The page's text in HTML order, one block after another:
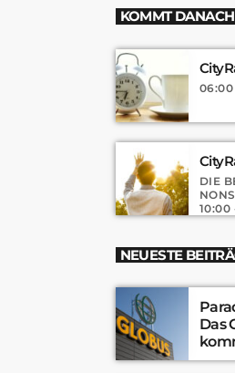
KOMMT DANACH
06:00
DIE
10:00
NEUESTE
Das